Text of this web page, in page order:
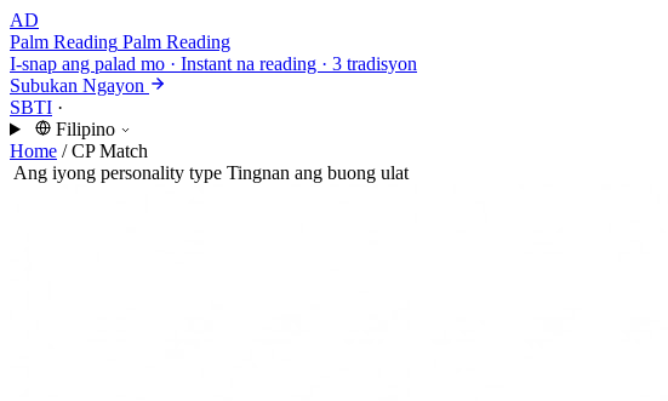
AD
Palm Reading Palm Reading
I-snap ang palad mo · Instant na reading · 3 tradisyon
Subukan Ngayon
SBTI ·
Filipino
Home / CP Match
Ang iyong personality type Tingnan ang buong ulat